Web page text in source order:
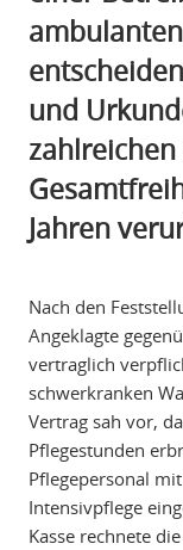
und
Jahren
Nach den
Angeklagte
vertraglich
schwerkranken
Vertrag sah vor,
Pflegestunden
Pflegepersonal
Intensivpflege
Kasse rechnete